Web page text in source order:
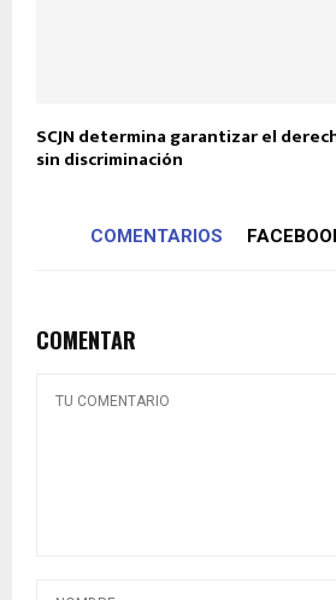
SCJN determina garantizar el
sin discriminación
COMENTARIOS
COMENTAR